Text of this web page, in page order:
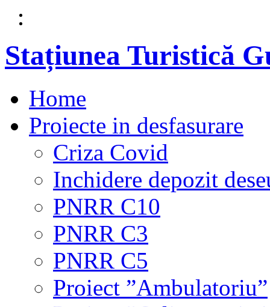
Stațiunea Turistică
Home
Proiecte in desfasurare
Criza Covid
Inchidere depozit
PNRR C10
PNRR C3
PNRR C5
Proiect ”Ambulatoriu”